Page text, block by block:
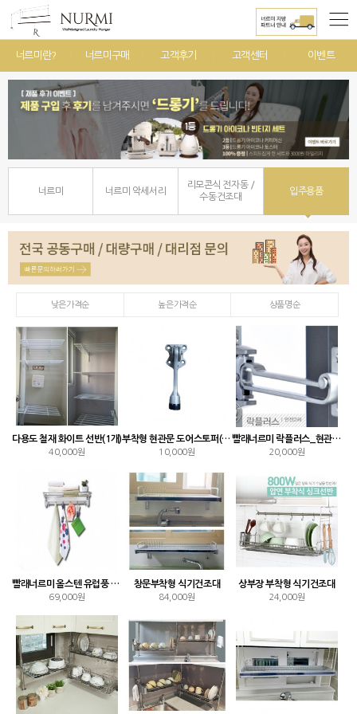
너르미란? 너르미구매 고객후기 고객센터 이벤트
너르미 너르미 악세서리
리모콘식 전자동 /
수동건조대
입주용품
낮은가격순 높은가격순 상품명순
다용도 철재 화이트 선반(1개)
40,000원
부착형 현관문 도어스토퍼(말발굽)
10,000원
빨래너르미 락플러스_현관문안전고리 잠금장치
20,000원
빨래너르미 올스텐 유럽풍 벽부착 선반
69,000원
창문부착형 식기건조대
84,000원
상부장 부착형 식기건조대
24,000원